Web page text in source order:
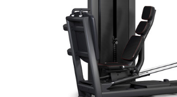
搜索
简体中文
简体中文